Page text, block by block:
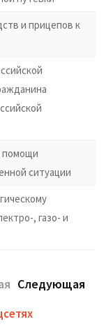
и прицепов к
помощи
ситуации
, газо- и
Следующая